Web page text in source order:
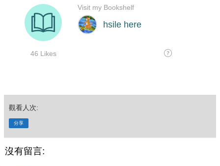
觀看人次:
分享
沒有留言: